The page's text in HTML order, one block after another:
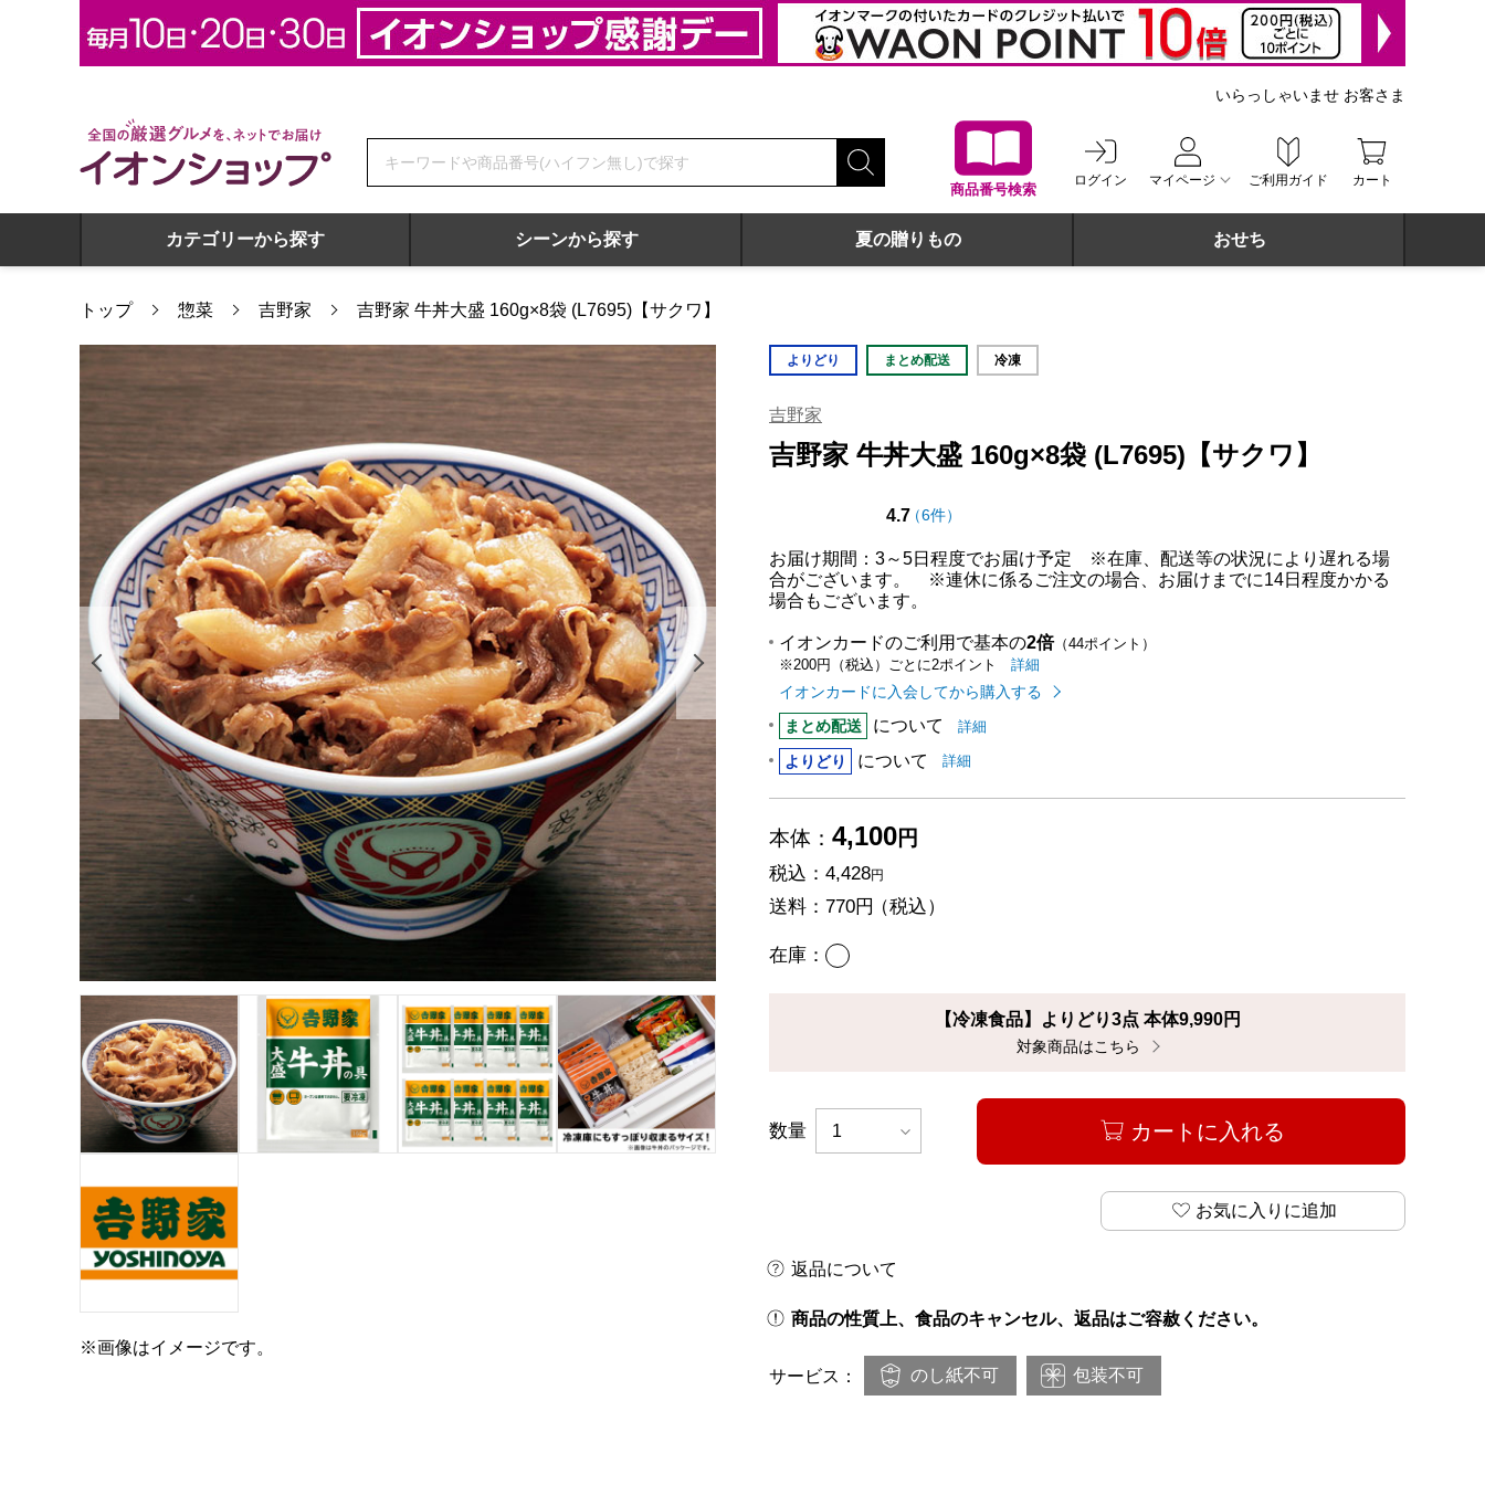
全国の厳選グルメを、ネットでお届け イオンショップ
商品番号検索
ログイン マイページ ご利用ガイド カート
いらっしゃいませ お客さま
カテゴリーから探す シーンから探す 夏の贈りもの おせち
トップ 惣菜 吉野家 吉野家 牛丼大盛 160g×8袋 (L7695)【サクワ】
吉野家 牛丼大盛 160g×8袋 (L7695)【サクワ】
前の画像を表示する 次の画像を表示する
※画像はイメージです。
よりどり まとめ配送 冷凍
吉野家
吉野家 牛丼大盛 160g×8袋 (L7695)【サクワ】
4.7点（5点満点中）
（6件の評価
）
お届け期間：3～5日程度でお届け予定 ※在庫、配送等の状況により遅れる場
合がございます。 ※連休に係るご注文の場合、お届けまでに14日程度かかる
場合もございます。
イオンカードのご利用で基本の2倍（44ポイント）
※200円（税込）ごとに2ポイント
イオンカードのご利用でたまるポイントの
詳細
イオンカードに入会してから購入する
まとめ配送
について まとめ配送についての
詳細はこちら
よりどり について 「よりどり」についての
詳細はこちら
本体： 4,100円
税込： 4,428円
送料： 770円（税込）
在庫： あり
【冷凍食品】よりどり3点 本体9,990円
「【冷凍食品】よりどり3点 本体9,990円」
対象商品はこちら
数量 カートに入れる
お気に入りに追加
返品について
商品の性質上、食品のキャンセル、返品はご容赦ください。
サービス： のし紙不可 包装不可